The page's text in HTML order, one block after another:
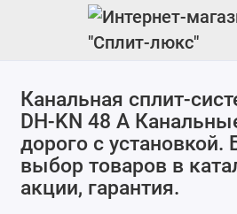
Канальная сплит-
DH-KN 48 A
дорого с установкой.
выбор товаров в
акции, гарантия.